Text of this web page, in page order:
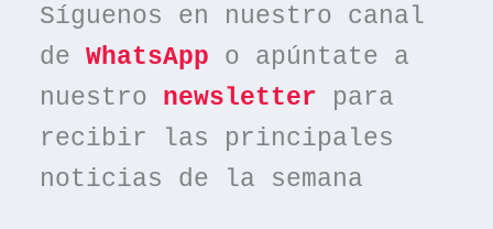
Síguenos en nuestro canal
de WhatsApp o apúntate a
nuestro newsletter para
recibir las principales
noticias de la semana